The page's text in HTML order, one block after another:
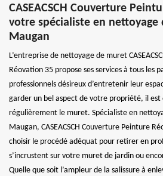
CASEACSCH Couverture
votre spécialiste en nettoyage
Maugan
L’entreprise de nettoyage de muret
Réovation 35 propose ses services à tous les
professionnels désireux d’entretenir leur
garder un bel aspect de votre propriété, il est
régulièrement le muret. Spécialiste en
Maugan, CASEACSCH Couverture Peinture
choisir le procédé adéquat pour retirer en
s’incrustent sur votre muret de jardin ou
Quelle que soit l’ampleur de la salissure à